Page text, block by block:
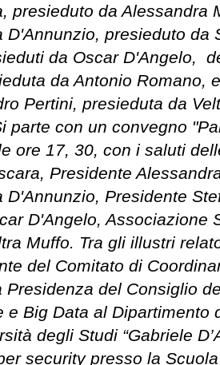
presieduto da Alessandra
D'Annunzio, presieduto da
da Oscar D'Angelo,
da Antonio Romano,
Pertini, presieduta da
parte con un convegno
ore 17, 30, con i saluti
Presidente
D'Annunzio, Presidente
D'Angelo, Associazione
Muffo. Tra gli illustri
del Comitato di
Presidenza del Consiglio
e Big Data al Dipartimento
degli Studi “Gabriele
security presso la